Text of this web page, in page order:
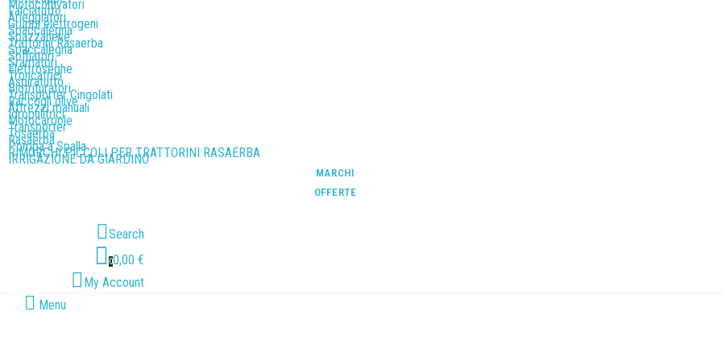
Motocoltivatori
Falciatutto
Arieggiatori
Gruppi elettrogeni
Spaccalegna
Spazzaneve
Trattorini Rasaerba
Spaccalegna
Soffiatori
Sramatori
Elettroseghe
Troncatrici
Aspiratutto
Biotrituratori
Transporter Cingolati
Raccogli olive
Attrezzi manuali
Idropulitrici
Motocarriole
Transporter
Tosaerba
Rasaerba
Pompa a Spalla
RIMORCHI PICCOLI PER TRATTORINI RASAERBA
IRRIGAZIONE DA GIARDINO
MARCHI
OFFERTE
Search
00,00 €
My Account
Menu